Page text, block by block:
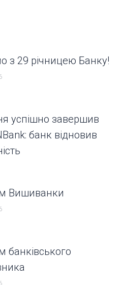
з 29 річницею Банку!
успішно завершив
банк відновив
Вишиванки
банківського